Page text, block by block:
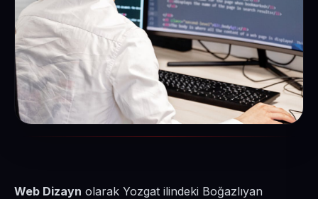
Web Dizayn olarak Yozgat ilindeki Boğazlıyan